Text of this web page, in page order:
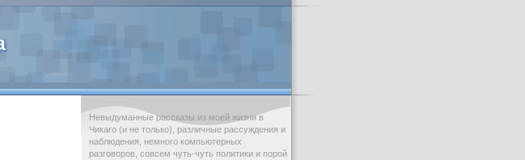
Невыдуманные рассказы из моей жизни в
Чикаго (и не только), различные рассуждения и
наблюдения, немного компьютерных
разговоров, совсем чуть-чуть политики и порой